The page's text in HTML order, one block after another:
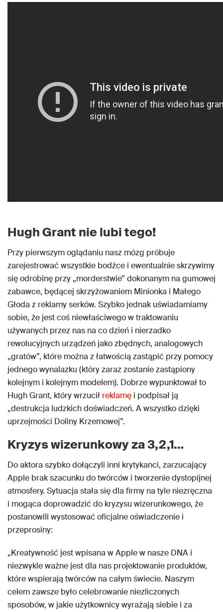
Hugh Grant nie lubi tego!
Przy pierwszym oglądaniu nasz mózg próbuje
zarejestrować wszystkie bodźce i ewentualnie skrzywimy
się odrobinę przy „morderstwie” dokonanym na gumowej
zabawce, będącej skrzyżowaniem Minionka i Małego
Głoda z reklamy serków. Szybko jednak uświadamiamy
sobie, że jest coś niewłaściwego w traktowaniu
używanych przez nas na co dzień i nierzadko
rewolucyjnych urządzeń jako zbędnych, analogowych
„gratów”, które można z łatwością zastąpić przy pomocy
jednego wynalazku (który zaraz zostanie zastąpiony
kolejnym i kolejnym modelem). Dobrze wypunktował to
Hugh Grant, który wrzucił reklamę i podpisał ją
„destrukcja ludzkich doświadczeń. A wszystko dzięki
uprzejmości Doliny Krzemowej”.
Kryzys wizerunkowy za 3,2,1…
Do aktora szybko dołączyli inni krytykanci, zarzucający
Apple brak szacunku do twórców i tworzenie dystopijnej
atmosfery. Sytuacja stała się dla firmy na tyle niezręczna
i mogąca doprowadzić do kryzysu wizerunkowego, że
postanowili wystosować oficjalne oświadczenie i
przeprosiny:
„Kreatywność jest wpisana w Apple w nasze DNA i
niezwykle ważne jest dla nas projektowanie produktów,
które wspierają twórców na całym świecie. Naszym
celem zawsze było celebrowanie niezliczonych
sposobów, w jakie użytkownicy wyrażają siebie i za